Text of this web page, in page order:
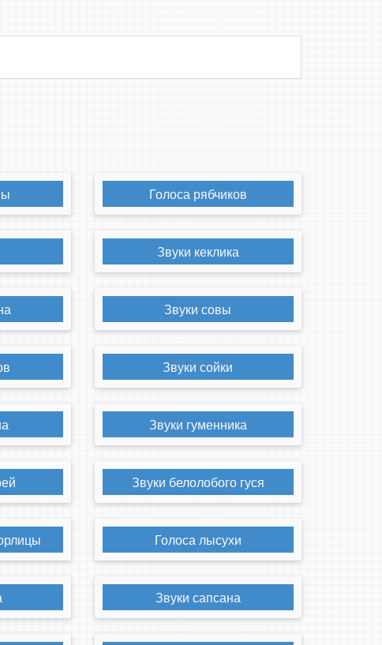
Голоса рябчиков
Звуки кеклика
Звуки совы
Звуки сойки
Звуки гуменника
Звуки белолобого гуся
Голоса лысухи
Звуки сапсана